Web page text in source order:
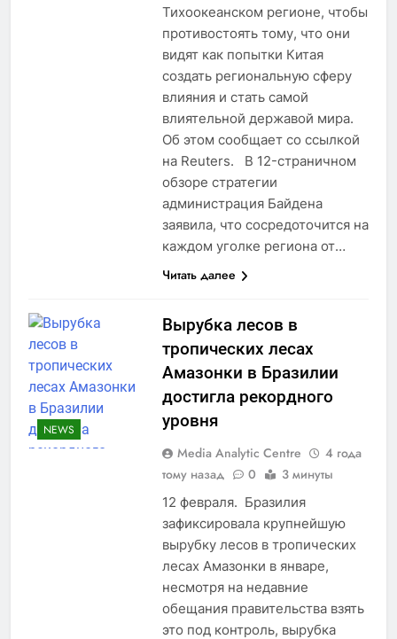
Тихоокеанском регионе, чтобы
противостоять тому, что они
видят как попытки Китая
создать региональную сферу
влияния и стать самой
влиятельной державой мира.
Об этом сообщает со ссылкой
на Reuters. В 12-страничном
обзоре стратегии
администрация Байдена
заявила, что сосредоточится на
каждом уголке региона от…
Читать далее
NEWS
Вырубка лесов в
тропических лесах
Амазонки в Бразилии
достигла рекордного
уровня
Media Analytic Centre
4 года
тому назад
0 3 минуты
12 февраля. Бразилия
зафиксировала крупнейшую
вырубку лесов в тропических
лесах Амазонки в январе,
несмотря на недавние
обещания правительства взять
это под контроль, вырубка